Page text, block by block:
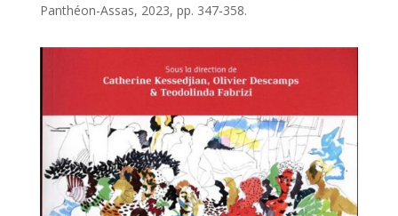
Panthéon-Assas, 2023, pp. 347-358.